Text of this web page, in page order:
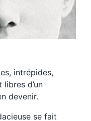
intrépides,
d’un
devenir.⁣⁣
se fait